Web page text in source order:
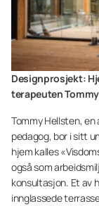
Designprosjekt:
terapeuten
Tommy Hellsten,
pedagog, bor i sitt
hjem kalles
også som
konsultasjon. Et av
innglassede